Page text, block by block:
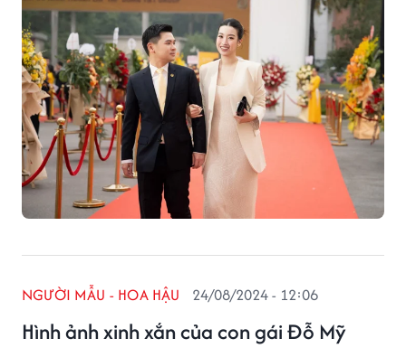
Hình ảnh xinh xắn của con gái Đỗ Mỹ
NGƯỜI MẪU - HOA HẬU 24/08/2024 - 12:06